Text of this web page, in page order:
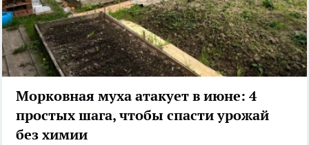
Морковная муха атакует в июне: 4
простых шага, чтобы спасти урожай
без химии